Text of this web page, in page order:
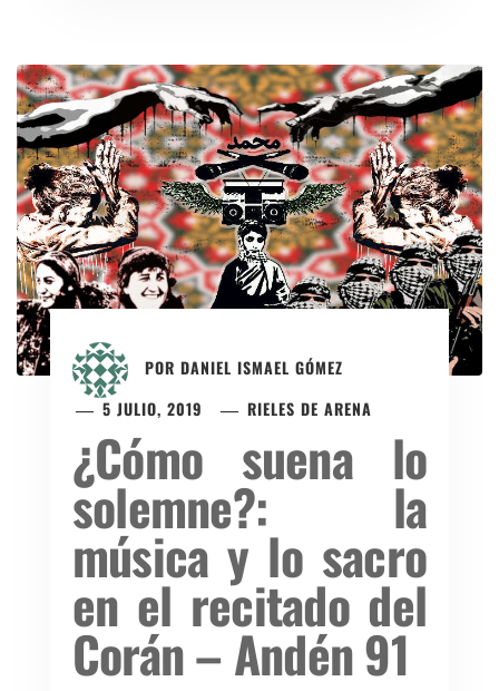
POR DANIEL ISMAEL GÓMEZ
5 JULIO, 2019
RIELES DE ARENA
¿Cómo suena lo
solemne?: la
música y lo sacro
en el recitado del
Corán – Andén 91